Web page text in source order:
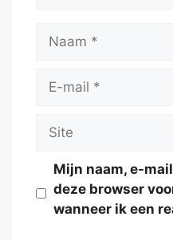
Naam
Site
Mijn naam, e-
deze browser
wanneer ik een